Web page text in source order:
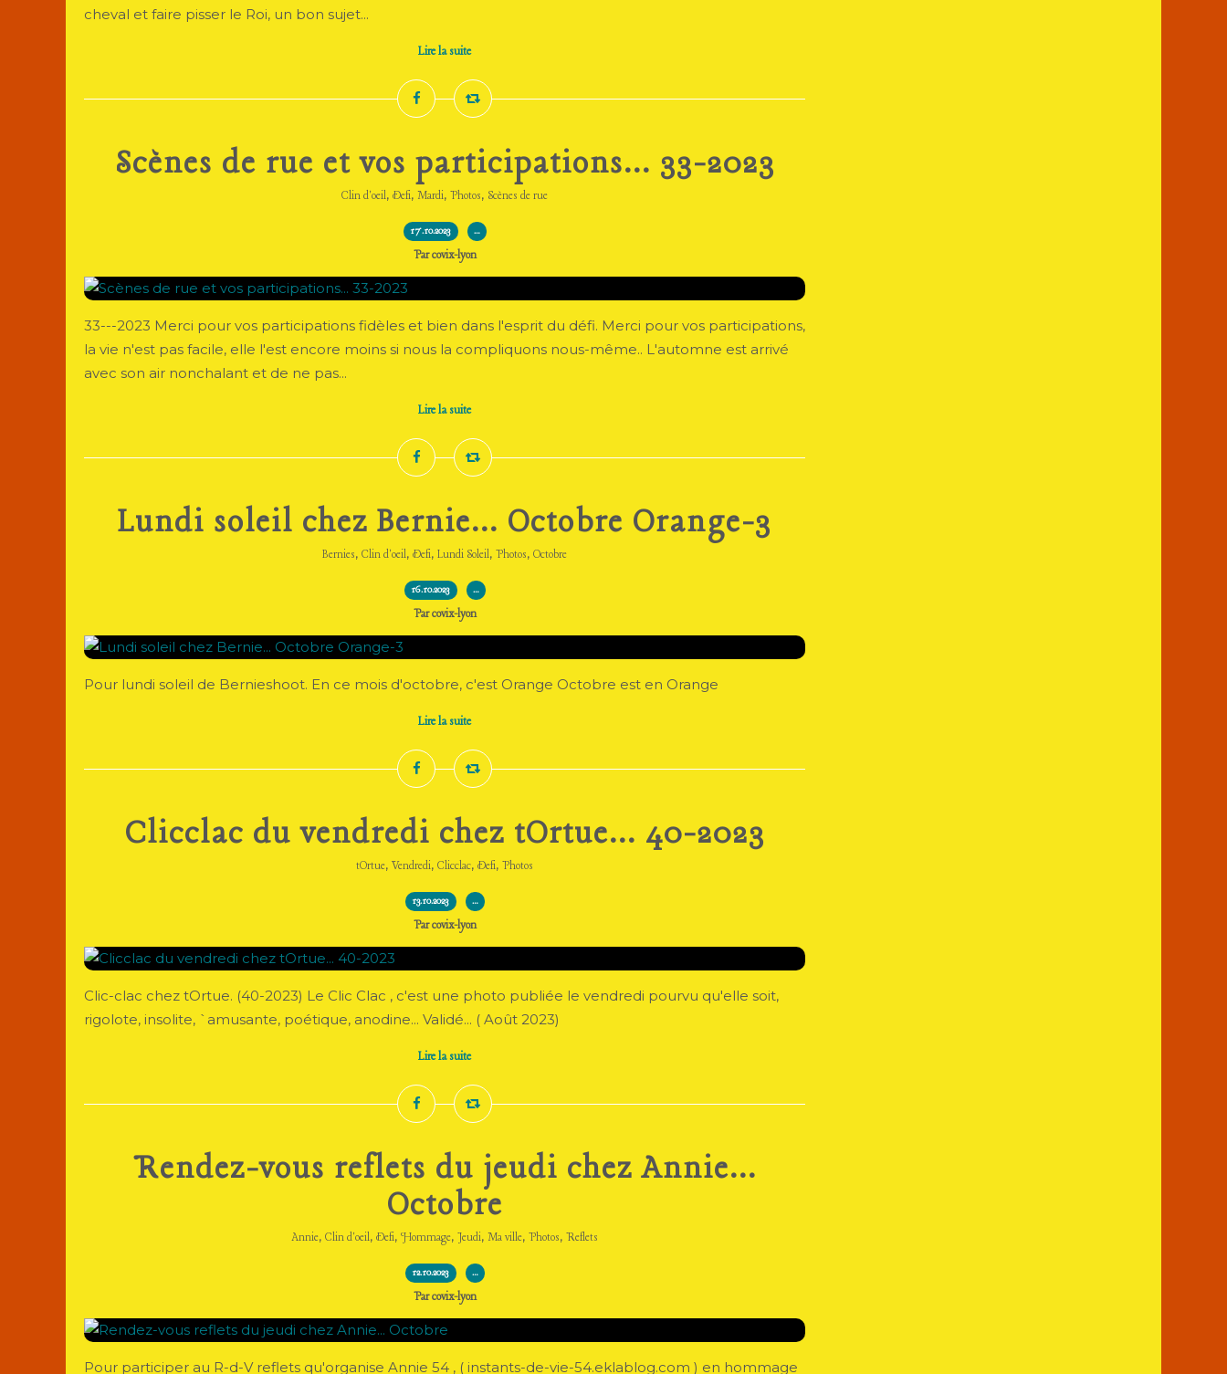
cheval et faire pisser le Roi, un bon sujet...
Lire la suite
Scènes de rue et vos participations... 33-2023
Clin d'oeil, Defi, Mardi, Photos, Scènes de rue
17.10.2023 …
Par covix-lyon
33---2023 Merci pour vos participations fidèles et bien dans l'esprit du défi. Merci pour vos participations,
la vie n'est pas facile, elle l'est encore moins si nous la compliquons nous-même.. L'automne est arrivé
avec son air nonchalant et de ne pas...
Lire la suite
Lundi soleil chez Bernie... Octobre Orange-3
Bernies, Clin d'oeil, Defi, Lundi Soleil, Photos, Octobre
16.10.2023 …
Par covix-lyon
Pour lundi soleil de Bernieshoot. En ce mois d'octobre, c'est Orange Octobre est en Orange
Lire la suite
Clicclac du vendredi chez tOrtue... 40-2023
tOrtue, Vendredi, Clicclac, Defi, Photos
13.10.2023 …
Par covix-lyon
Clic-clac chez tOrtue. (40-2023) Le Clic Clac , c'est une photo publiée le vendredi pourvu qu'elle soit,
rigolote, insolite, `amusante, poétique, anodine... Validé... ( Août 2023)
Lire la suite
Rendez-vous reflets du jeudi chez Annie...
Octobre
Annie, Clin d'oeil, Defi, Hommage, Jeudi, Ma ville, Photos, Reflets
12.10.2023 …
Par covix-lyon
Pour participer au R-d-V reflets qu'organise Annie 54 , ( instants-de-vie-54.eklablog.com ) en hommage